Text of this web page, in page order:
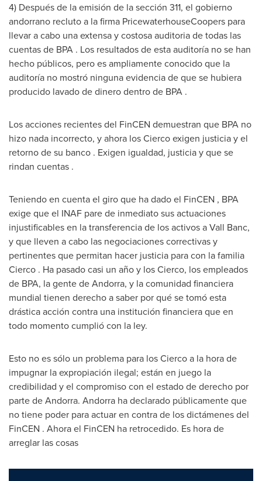
4) Después de la emisión de la sección 311, el gobierno
andorrano recluto a la firma PricewaterhouseCoopers para
llevar a cabo una extensa y costosa auditoria de todas las
cuentas de BPA . Los resultados de esta auditoría no se han
hecho públicos, pero es ampliamente conocido que la
auditoría no mostró ninguna evidencia de que se hubiera
producido lavado de dinero dentro de BPA .
Los acciones recientes del FinCEN demuestran que BPA no
hizo nada incorrecto, y ahora los Cierco exigen justicia y el
retorno de su banco . Exigen igualdad, justicia y que se
rindan cuentas .
Teniendo en cuenta el giro que ha dado el FinCEN , BPA
exige que el INAF pare de inmediato sus actuaciones
injustificables en la transferencia de los activos a Vall Banc,
y que lleven a cabo las negociaciones correctivas y
pertinentes que permitan hacer justicia para con la familia
Cierco . Ha pasado casi un año y los Cierco, los empleados
de BPA, la gente deAndorra, y la comunidad financiera
mundial tienen derecho a saber por qué se tomó esta
drástica acción contra una institución financiera que en
todo momento cumplió con la ley.
Esto no es sólo un problema para los Cierco a la hora de
impugnar la expropiación ilegal; están en juego la
credibilidad y el compromiso con el estado de derecho por
parte deAndorra. Andorra ha declarado públicamente que
no tiene poder para actuar en contra de los dictámenes del
FinCEN . Ahora el FinCEN ha retrocedido. Es hora de
arreglar las cosas